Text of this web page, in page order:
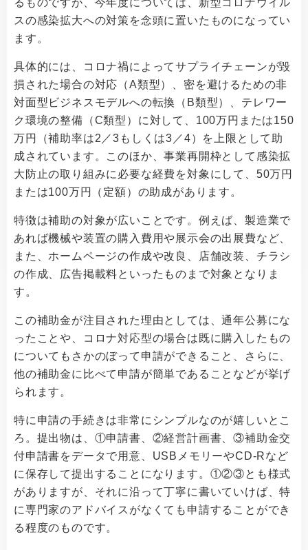
るものですが、今年度については、新型コロナウイル
スの感染拡大への対策を念頭に置いたものになってい
ます。
具体的には、コロナ禍によってサプライチェーンが毀
損された場合の対応（A類型）、密を避けるための非
対面型ビジネスモデルへの転換（B類型）、テレワー
ク環境の整備（C類型）に対して、100万円または150
万円（補助率は2／3もしくは3／4）を上限として助
成されています。このほか、事業再開枠として感染拡
大防止の取り組みに必要な経費を対象にして、50万円
または100万円（定額）の助成があります。
特徴は補助の対象が広いことです。例えば、製造業で
あれば機械や装置の購入費用や展示会の出展費など、
また、ホームページの作成や改良、店舗改装、チラシ
の作成、広告掲載料といったものまで対象となりま
す。
この補助金が注目された理由としては、通年公募にな
ったことや、コロナ対応型の場合は既に購入したもの
についてもさかのぼって申請ができること、さらに、
他の補助金に比べて申請が簡単であることなどが挙げ
られます。
特に申請の手続きは非常にシンプルなのが嬉しいとこ
ろ。提出物は、①申請書、②経営計画書、③補助金交
付申請書をデータで用意、USBメモリーやCD-Rなど
に保存して提出することになります。①②③とも様式
がありますが、それに沿って丁寧に書いていけば、特
に専門家のアドバイスがなくても申請することができ
る程度のものです。